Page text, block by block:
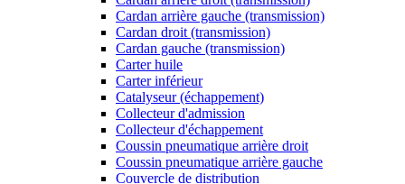
Cardan arrière gauche (transmission)
Cardan droit (transmission)
Cardan gauche (transmission)
Carter huile
Carter inférieur
Catalyseur (échappement)
Collecteur d'admission
Collecteur d'échappement
Coussin pneumatique arrière droit
Coussin pneumatique arrière gauche
Couvercle de distribution